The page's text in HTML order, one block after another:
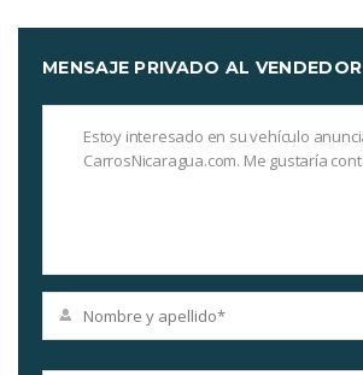
MENSAJE PRIVADO AL VENDEDOR